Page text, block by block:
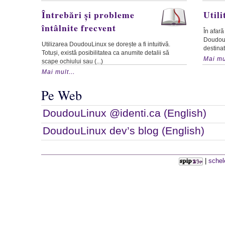
Întrebări și probleme
întâlnite frecvent
Utilizarea DoudouLinux se dorește a fi intuitivă.
Totuși, există posibilitatea ca anumite detalii să
scape ochiului sau (...)
Mai mult…
În
Mai
Pe Web
DoudouLinux @identi.ca (English)
DoudouLinux dev’s blog (English)